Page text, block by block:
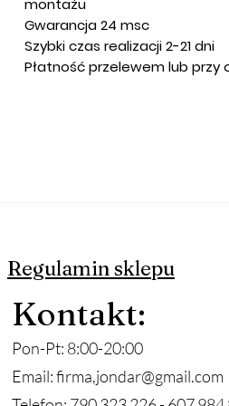
montażu
Gwarancja 24 msc
Szybki czas realizacji 2-21 dni
Płatność przelewem lub przy
Regulamin sklepu
Kontakt:
Pon-Pt: 8:00-20:00
Email:firma,jondar@gmail.com